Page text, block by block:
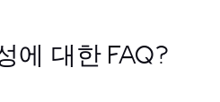
에 대한 FAQ?